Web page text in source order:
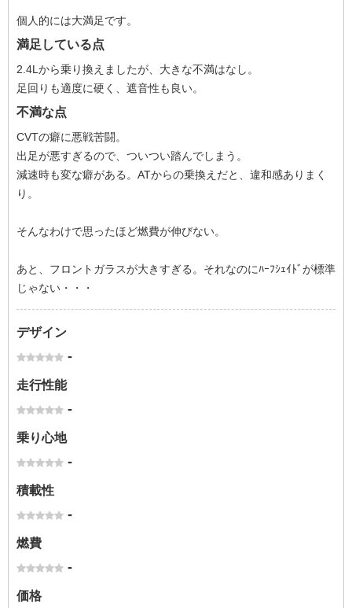
個人的には大満足です。
満足している点
2.4Lから乗り換えましたが、大きな不満はなし。
足回りも適度に硬く、遮音性も良い。
不満な点
CVTの癖に悪戦苦闘。
出足が悪すぎるので、ついつい踏んでしまう。
減速時も変な癖がある。ATからの乗換えだと、違和感ありまく
り。
そんなわけで思ったほど燃費が伸びない。
あと、フロントガラスが大きすぎる。それなのにﾊｰﾌｼｪｲﾄﾞが標準
じゃない・・・
デザイン
-
走行性能
-
乗り心地
-
積載性
-
燃費
-
価格